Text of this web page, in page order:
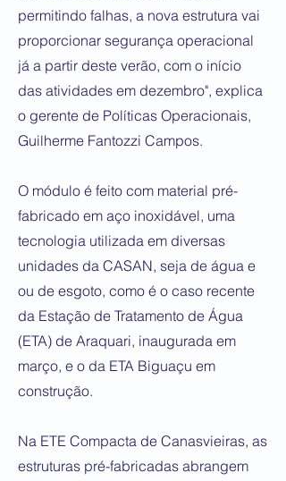
permitindo falhas, a nova estrutura vai
proporcionar segurança operacional
já a partir deste verão, com o início
das atividades em dezembro", explica
o gerente de Políticas Operacionais,
Guilherme Fantozzi Campos.
O módulo é feito com material pré-
fabricado em aço inoxidável, uma
tecnologia utilizada em diversas
unidades da CASAN, seja de água e
ou de esgoto, como é o caso recente
da Estação de Tratamento de Água
(ETA) de Araquari, inaugurada em
março, e o da ETA Biguaçu em
construção.
Na ETE Compacta de Canasvieiras, as
estruturas pré-fabricadas abrangem